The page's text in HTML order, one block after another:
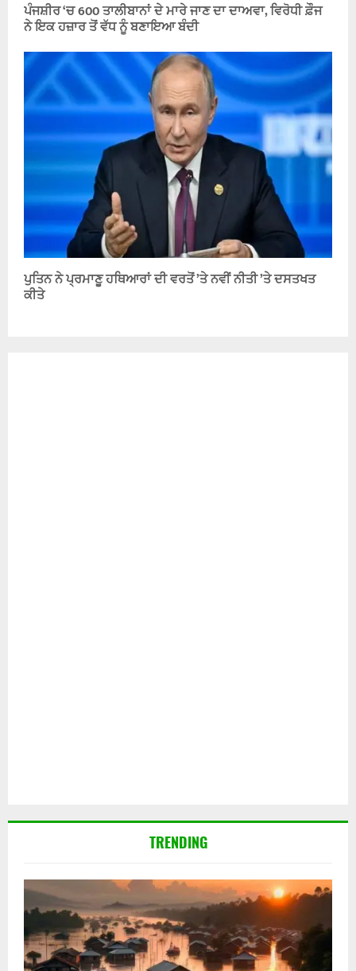
ਪੰਜਸ਼ੀਰ ‘ਚ 600 ਤਾਲੀਬਾਨਾਂ ਦੇ ਮਾਰੇ ਜਾਣ ਦਾ ਦਾਅਵਾ, ਵਿਰੋਧੀ ਫ਼ੌਜ
ਨੇ ਇਕ ਹਜ਼ਾਰ ਤੋਂ ਵੱਧ ਨੂੰ ਬਣਾਇਆ ਬੰਦੀ
ਪੁਤਿਨ ਨੇ ਪ੍ਰਮਾਣੂ ਹਥਿਆਰਾਂ ਦੀ ਵਰਤੋਂ ’ਤੇ ਨਵੀਂ ਨੀਤੀ ’ਤੇ ਦਸਤਖਤ
ਕੀਤੇ
TRENDING